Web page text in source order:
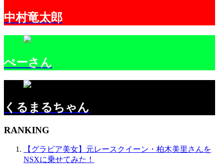
中村竜太郎
ぺーさん
くるまるちゃん
RANKING
【グラビア美女】元レースクイーン・柏木美里さんを
NSXに乗せてみた！